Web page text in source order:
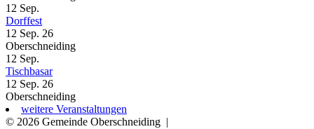
12 Sep.
Dorffest
12 Sep. 26
Oberschneiding
12 Sep.
Tischbasar
12 Sep. 26
Oberschneiding
weitere Veranstaltungen
© 2026 Gemeinde Oberschneiding |